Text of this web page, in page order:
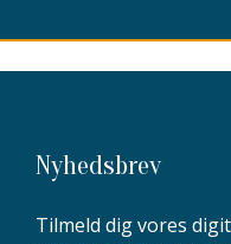
Nyhedsbrev
Tilmeld dig vores